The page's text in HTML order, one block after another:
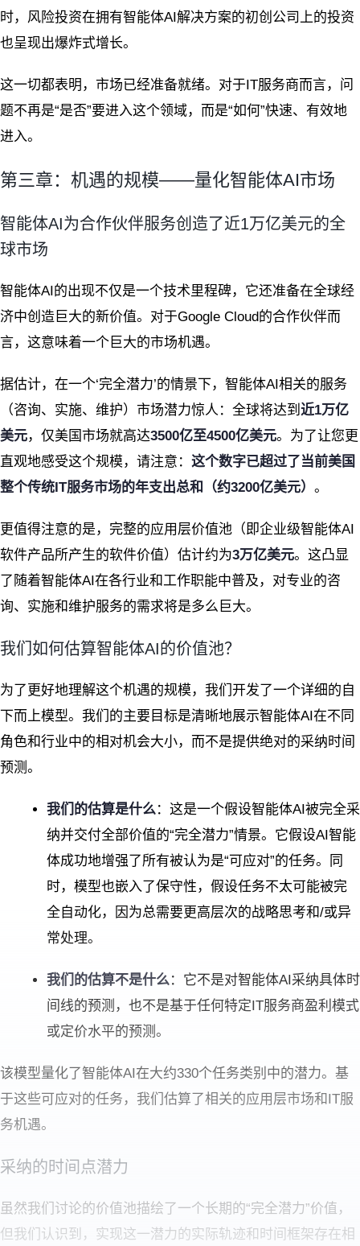
时，风险投资在拥有智能体AI解决方案的初创公司上的投资
也呈现出爆炸式增长。
这一切都表明，市场已经准备就绪。对于IT服务商而言，问
题不再是“是否”要进入这个领域，而是“如何”快速、有效地
进入。
第三章：机遇的规模——量化智能体AI市场
智能体AI为合作伙伴服务创造了近1万亿美元的全
球市场
智能体AI的出现不仅是一个技术里程碑，它还准备在全球经
济中创造巨大的新价值。对于Google Cloud的合作伙伴而
言，这意味着一个巨大的市场机遇。
据估计，在一个‘完全潜力’的情景下，智能体AI相关的服务
（咨询、实施、维护）市场潜力惊人：全球将达到 近1万亿
美元，仅美国市场就高达3500亿至4500亿美元。为了让您更
直观地感受这个规模，请注意： 这个数字已超过了当前美国
整个传统IT服务市场的年支出总和（约3200亿美元） 。
更值得注意的是，完整的应用层价值池（即企业级智能体AI
软件产品所产生的软件价值）估计约为3万亿美元。这凸显
了随着智能体AI在各行业和工作职能中普及，对专业的咨
询、实施和维护服务的需求将是多么巨大。
我们如何估算智能体AI的价值池？
为了更好地理解这个机遇的规模，我们开发了一个详细的自
下而上模型。我们的主要目标是清晰地展示智能体AI在不同
角色和行业中的相对机会大小，而不是提供绝对的采纳时间
预测。
我们的估算是什么 ：这是一个假设智能体AI被完全采
纳并交付全部价值的“完全潜力”情景。它假设AI智能
体成功地增强了所有被认为是“可应对”的任务。同
时，模型也嵌入了保守性，假设任务不太可能被完
全自动化，因为总需要更高层次的战略思考和/或异
常处理。
我们的估算不是什么 ：它不是对智能体AI采纳具体时
间线的预测，也不是基于任何特定IT服务商盈利模式
或定价水平的预测。
该模型量化了智能体AI在大约330个任务类别中的潜力。基
于这些可应对的任务，我们估算了相关的应用层市场和IT服
务机遇。
采纳的时间点潜力
虽然我们讨论的价值池描绘了一个长期的“完全潜力”价值，
但我们认识到，实现这一潜力的实际轨迹和时间框架存在相